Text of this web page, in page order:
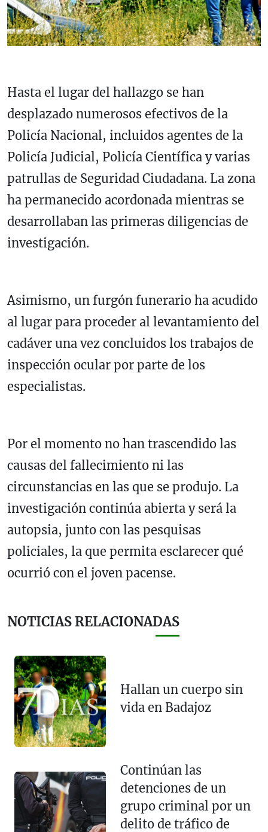
Hasta el lugar del hallazgo se han
desplazado numerosos efectivos de la
Policía Nacional, incluidos agentes de la
Policía Judicial, Policía Científica y varias
patrullas de Seguridad Ciudadana. La zona
ha permanecido acordonada mientras se
desarrollaban las primeras diligencias de
investigación.
Asimismo, un furgón funerario ha acudido
al lugar para proceder al levantamiento del
cadáver una vez concluidos los trabajos de
inspección ocular por parte de los
especialistas.
Por el momento no han trascendido las
causas del fallecimiento ni las
circunstancias en las que se produjo. La
investigación continúa abierta y será la
autopsia, junto con las pesquisas
policiales, la que permita esclarecer qué
ocurrió con el joven pacense.
NOTICIAS RELACIONADAS
Hallan un cuerpo sin
vida en Badajoz
Continúan las
detenciones de un
grupo criminal por un
delito de tráfico de